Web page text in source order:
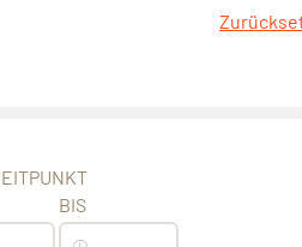
BIS